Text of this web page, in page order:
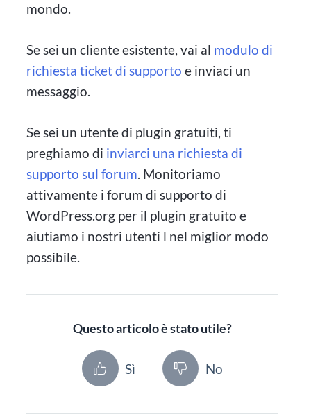
mondo.
Se sei un cliente esistente, vai al modulo di
richiesta ticket di supporto e inviaci un
messaggio.
Se sei un utente di plugin gratuiti, ti
preghiamo di inviarci una richiesta di
supporto sul forum. Monitoriamo
attivamente i forum di supporto di
WordPress.org per il plugin gratuito e
aiutiamo i nostri utenti l nel miglior modo
possibile.
Questo articolo è stato utile?
Sì No